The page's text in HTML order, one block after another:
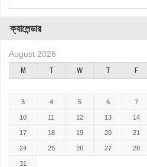
ক্যালেন্ডার
August 2026
M T W T F
3 4 5 6 7
10 11 12 13 14
17 18 19 20 21
24 25 26 27 28
31